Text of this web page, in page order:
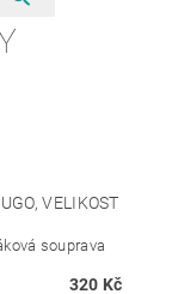
VELIKOST
souprava
320 Kč